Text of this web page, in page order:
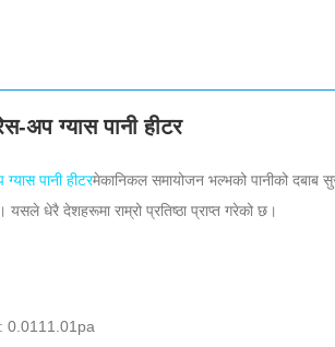
अप ग्यास पानी हीटर
पानी हीटरमेकानिकल समायोजन भल्भको पानीको दबाब
यसले धेरै देशहरूमा राम्रो प्रतिष्ठा प्राप्त गरेको छ।
0.0111.01pa